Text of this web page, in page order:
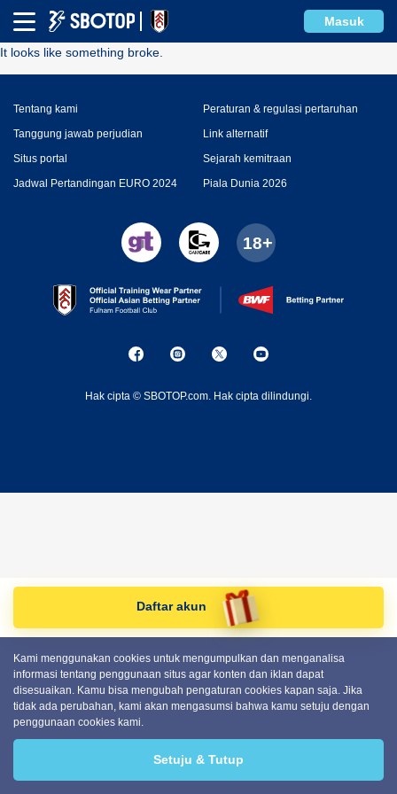
Masuk
Error
It looks like something broke.
Tentang kami
Peraturan & regulasi pertaruhan
Tanggung jawab perjudian
Link alternatif
Situs portal
Sejarah kemitraan
Jadwal Pertandingan EURO 2024
Piala Dunia 2026
Hak cipta © SBOTOP.com. Hak cipta dilindungi.
Daftar akun
Kami menggunakan cookies untuk mengumpulkan dan menganalisa
informasi tentang penggunaan situs agar konten dan iklan dapat
disesuaikan. Kamu bisa mengubah pengaturan cookies kapan saja. Jika
tidak ada perubahan, kami akan mengasumsi bahwa kamu setuju dengan
penggunaan cookies kami.
Setuju & Tutup